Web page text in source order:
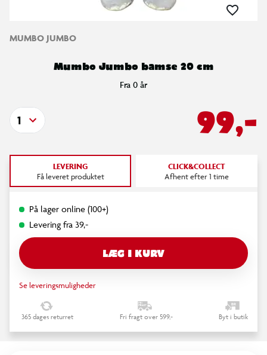
MUMBO JUMBO
Mumbo Jumbo bamse 20 cm
Fra 0 år
99,-
1
LEVERING
Få leveret produktet
CLICK&COLLECT
Afhent efter 1 time
På lager online (100+)
Levering fra 39,-
LÆG I KURV
Se leveringsmuligheder
365 dages returret Fri fragt over 599,- Byt i butik